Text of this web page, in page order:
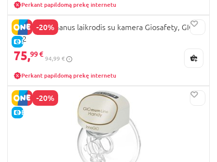
Perkant papildomą prekę internetu
-20%
E-KAINA
INNOGIO išmanus laikrodis su kamera Giosafety, GIO-
252
75,99 €
94,99 €
Perkant papildomą prekę internetu
-20%
E-KAINA